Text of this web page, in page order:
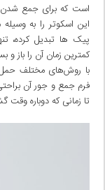
است که برای جمع شدن
این اسکوتر را به
پیک ها تبدیل کرده،
کمترین زمان آن را باز
با روش‌های مختلف
فرم جمع و جور آن
تا زمانی که دوباره